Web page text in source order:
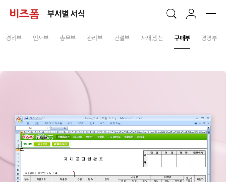
부서별 서식
경리부 인사부 총무부 관리부 건설부 자재,생산 구매부 경영부